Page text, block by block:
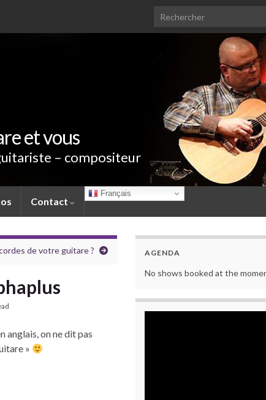
Search for:
et vous
– compositeur
Contact
Français
de votre guitare ?
anglais, on ne dit pas
»
AGENDA
No shows booked at the